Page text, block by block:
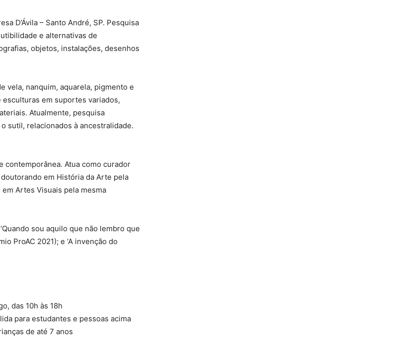
D’Ávila – Santo André, SP. Pesquisa
e alternativas de
objetos, instalações, desenhos
vela, nanquim, aquarela, pigmento e
esculturas em suportes variados,
Atualmente, pesquisa
sutil, relacionados à ancestralidade.
contemporânea. Atua como curador
em História da Arte pela
Artes Visuais pela mesma
sou aquilo que não lembro que
ProAC 2021); e ‘A invenção do
das 10h às 18h
para estudantes e pessoas acima
de até 7 anos